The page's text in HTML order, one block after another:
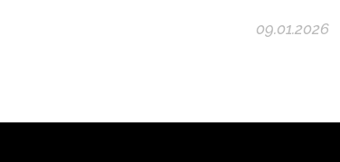
09.01.2026